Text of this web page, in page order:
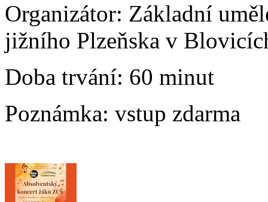
Organizátor: Základní
jižního Plzeňska v
Doba trvání: 60 minut
Poznámka: vstup zdarma